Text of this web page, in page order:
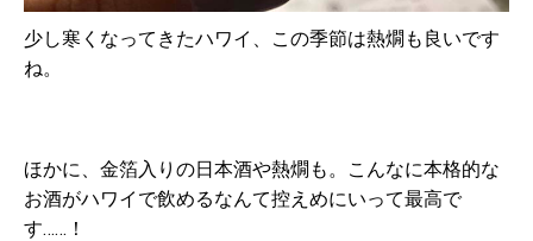
少し寒くなってきたハワイ、この季節は熱燗も良いです
ね。
ほかに、金箔入りの日本酒や熱燗も。こんなに本格的な
お酒がハワイで飲めるなんて控えめにいって最高で
す……！